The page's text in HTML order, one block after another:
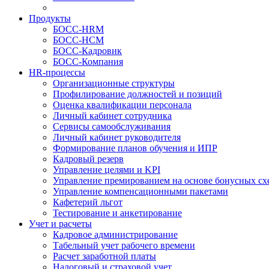
Продукты
БОСС-HRM
БОСС-HCM
БОСС-Кадровик
БОСС-Компания
HR-процессы
Организационные структуры
Профилирование должностей и позиций
Оценка квалификации персонала
Личный кабинет сотрудника
Сервисы самообслуживания
Личный кабинет руководителя
Формирование планов обучения и ИПР
Кадровый резерв
Управление целями и KPI
Управление премированием на основе бонусных
Управление компенсационными пакетами
Кафетерий льгот
Тестирование и анкетирование
Учет и расчеты
Кадровое администрирование
Табельный учет рабочего времени
Расчет заработной платы
Налоговый и страховой учет